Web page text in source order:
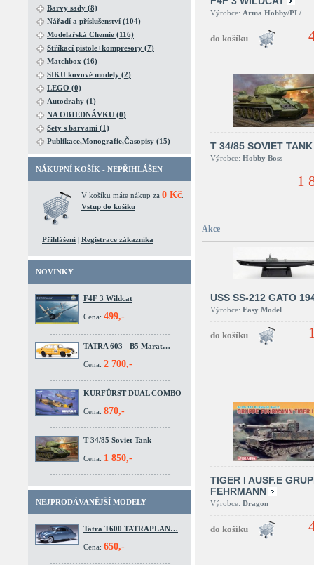
Barvy sady (8)
Nářadí a příslušenství (104)
Modelařská Chemie (116)
Stříkací pistole+kompresory (7)
Matchbox (16)
SIKU kovové modely (2)
LEGO (0)
Autodrahy (1)
NA OBJEDNÁVKU (0)
Sety s barvami (1)
Publikace,Monografie,Časopisy (15)
NÁKUPNÍ KOŠÍK - NEPŘIHLÁŠEN
V košíku máte nákup za 0 Kč
Vstup do košíku
Přihlášení | Registrace zákazníka
NOVINKY
F4F 3 Wildcat
Cena: 499,-
TATRA 603 - B5 Marat…
Cena: 2 700,-
KURFÜRST DUAL COMBO
Cena: 870,-
T 34/85 Soviet Tank
Cena: 1 850,-
NEJPRODÁVANĚJŠÍ MODELY
Tatra T600 TATRAPLAN…
Cena: 650,-
Výrobce: Arma Hobby/PL/
T 34/85 SOVIET TANK
Výrobce: Hobby Boss
1
Akce
USS SS-212 GATO
Výrobce: Easy Model
TIGER I AUSF.E
FEHRMANN
Výrobce: Dragon